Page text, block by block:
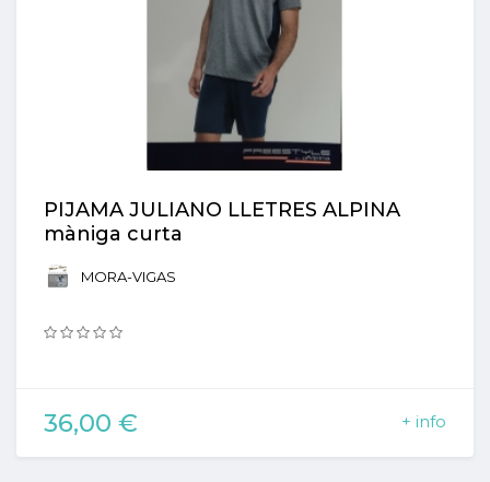
PIJAMA JULIANO LLETRES ALPINA
màniga curta
MORA-VIGAS
36,00 € + info